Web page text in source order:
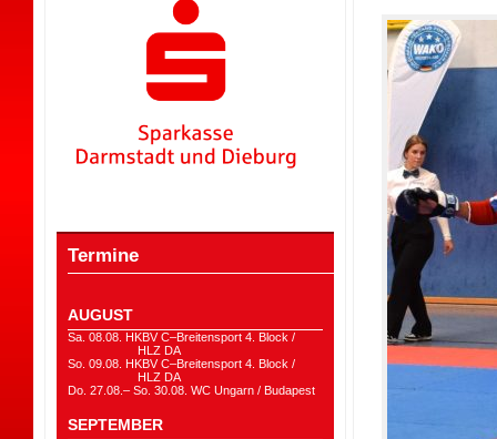
Termine
AUGUST
Sa. 08.08. HKBV C–Breitensport 4. Block /
HLZ DA
So. 09.08. HKBV C–Breitensport 4. Block /
HLZ DA
Do. 27.08.– So. 30.08. WC Ungarn / Budapest
SEPTEMBER